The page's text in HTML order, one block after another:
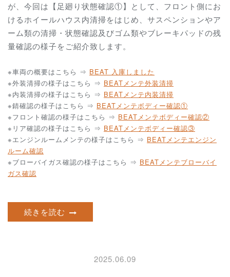
が、今回は【足廻り状態確認①】として、フロント側にお
けるホイールハウス内清掃をはじめ、サスペンションやア
ーム類の清掃・状態確認及びゴム類やブレーキパッドの残
量確認の様子をご紹介致します。
※車両の概要はこちら ⇒ BEAT 入庫しました
※外装清掃の様子はこちら ⇒ BEATメンテ外装清掃
※内装清掃の様子はこちら ⇒ BEATメンテ内装清掃
※錆確認の様子はこちら ⇒ BEATメンテボディー確認①
※フロント確認の様子はこちら ⇒ BEATメンテボディー確認②
※リア確認の様子はこちら ⇒ BEATメンテボディー確認③
※エンジンルームメンテの様子はこちら ⇒ BEATメンテエンジン
ルーム確認
※ブローバイガス確認の様子はこちら ⇒ BEATメンテブローバイ
ガス確認
続きを読む
2025.06.09